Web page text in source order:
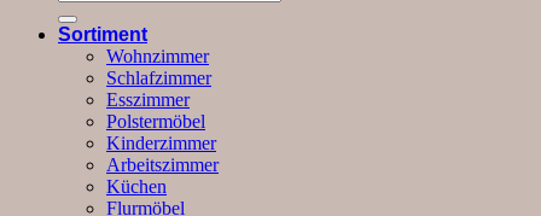
nach:
Sortiment
Wohnzimmer
Schlafzimmer
Esszimmer
Polstermöbel
Kinderzimmer
Arbeitszimmer
Küchen
Flurmöbel